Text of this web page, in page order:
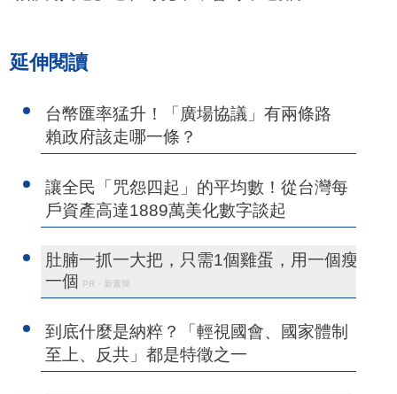
延伸閱讀
台幣匯率猛升！「廣場協議」有兩條路
賴政府該走哪一條？
讓全民「咒怨四起」的平均數！從台灣每
戶資產高達1889萬美化數字談起
肚腩一抓一大把，只需1個雞蛋，用一個瘦
一個
PR・新素簡
到底什麼是納粹？「輕視國會、國家體制
至上、反共」都是特徵之一